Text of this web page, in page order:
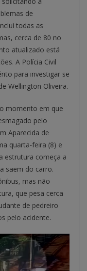
de
todas as
cerca de 80 no
atualizado está
A Polícia Civil
para investigar se
Wellington Oliveira.
momento em que
pelo
Aparecida de
quarta-feira (8) e
estrutura começa a
saem do carro.
mas não
que pesa cerca
de pedreiro
pelo acidente.